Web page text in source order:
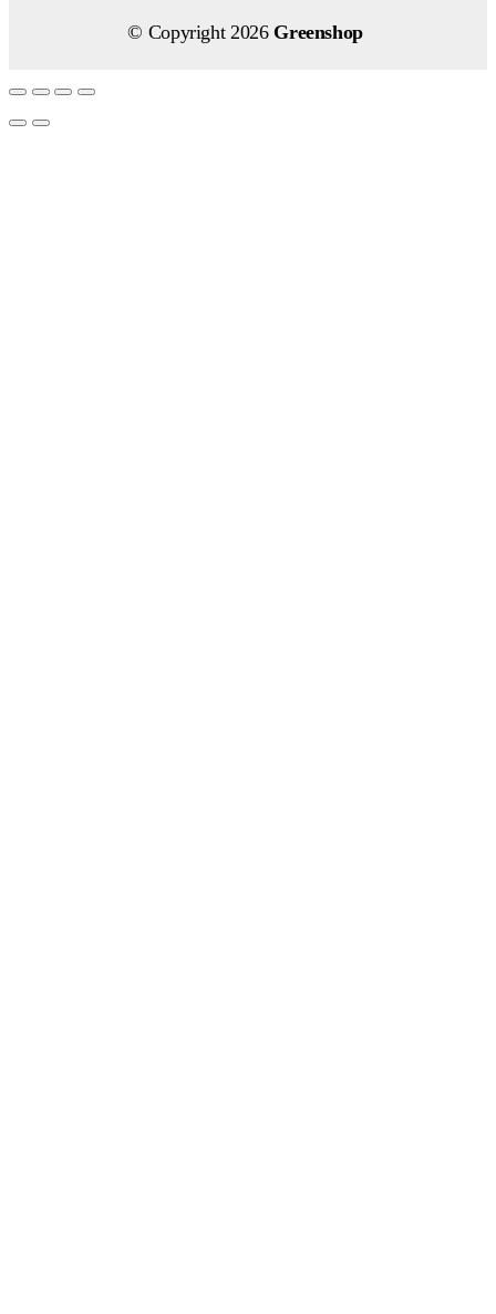
© Copyright 2026 Greenshop